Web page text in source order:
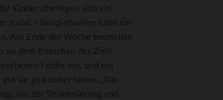
Kinder überlegen sich ein
sozial – beispielsweise kann ein
Am Ende der Woche beurteilen
dem Erreichen des Ziels
Felder ein, und ein
sie gearbeitet haben. „Das
das der Strukturierung und